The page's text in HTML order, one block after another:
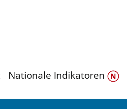
Nationale Indikatoren